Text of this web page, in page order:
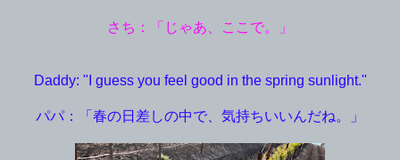
さち：「じゃあ、ここで。」
Daddy: "I guess you feel good in the spring sunlight."
パパ：「春の日差しの中で、気持ちいいんだね。」